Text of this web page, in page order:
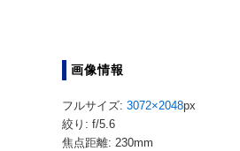
画像情報
フルサイズ: 3072×2048px
絞り: f/5.6
焦点距離: 230mm